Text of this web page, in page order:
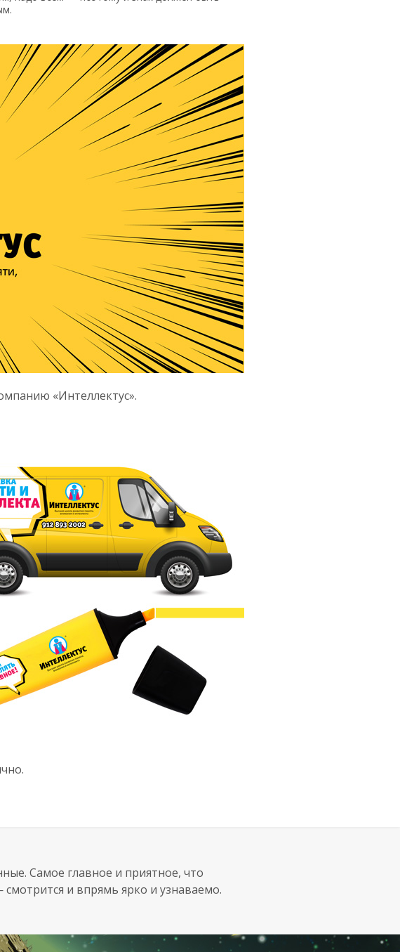
«Интеллектус».
Самое главное и приятное, что
и впрямь ярко и узнаваемо.